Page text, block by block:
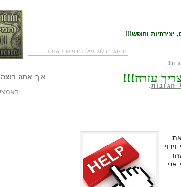
יצירתיות וחופש!!!
שיווק שותפים עזרה!!!
.
אני
איך אתה